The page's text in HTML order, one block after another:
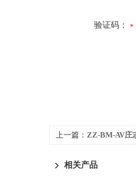
验证码：
上一篇： ZZ-BM-AV庄
相关产品